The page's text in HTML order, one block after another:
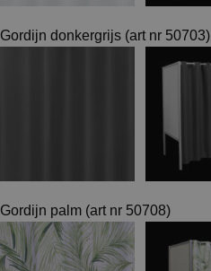
Gordijn donkergrijs (art nr 50703)
Gordijn palm (art nr 50708)